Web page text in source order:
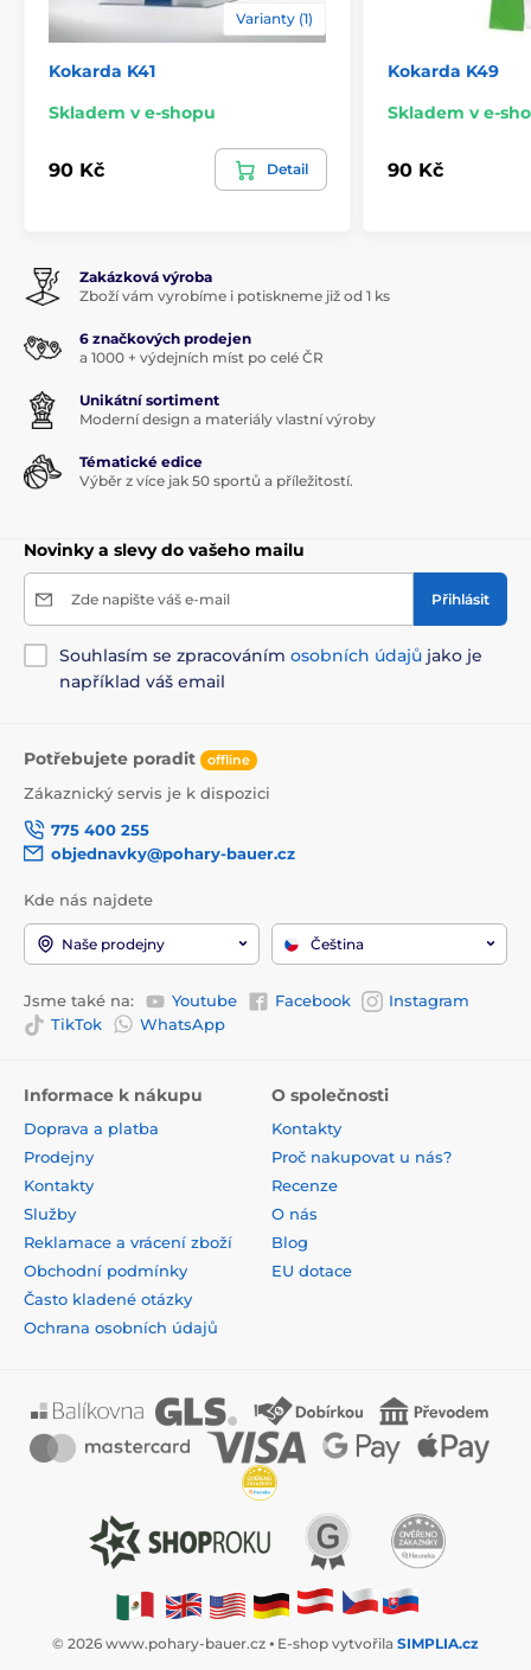
Varianty (1)
Kokarda K41
Skladem v e-shopu
90 Kč Detail
Kokarda K49
Skladem v e-
90 Kč
Zakázková výroba
Zboží vám vyrobíme i potiskneme již od 1 ks
6 značkových prodejen
a 1000 + výdejních míst po celé ČR
Unikátní sortiment
Moderní design a materiály vlastní výroby
Tématické edice
Výběr z více jak 50 sportů a příležitostí.
Novinky a slevy do vašeho mailu
Zde napište váš e-mail Přihlásit
Souhlasím se zpracováním osobních údajů jako je
například váš email
Potřebujete poradit offline
Zákaznický servis je k dispozici
775 400 255
objednavky@pohary-bauer.cz
Kde nás najdete
Naše prodejny Čeština
Jsme také na: Youtube Facebook
Instagram
TikTok
WhatsApp
Informace k nákupu
Doprava a platba
Prodejny
Kontakty
Služby
Reklamace a vrácení zboží
Obchodní podmínky
Často kladené otázky
Ochrana osobních údajů
O společnosti
Kontakty
Proč nakupovat u nás?
Recenze
O nás
Blog
EU dotace
© 2026 www.pohary-bauer.cz ⦁ E-shop vytvořila SIMPLIA.cz